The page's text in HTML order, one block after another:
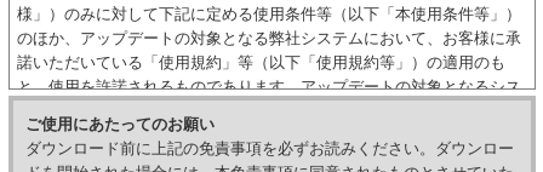
様」）のみに対して下記に定める使用条件等（以下「本使用条件等」）
のほか、アップデートの対象となる弊社システムにおいて、お客様に承
諾いただいている「使用規約」等（以下「使用規約等」）の適用のも
と、使用を許諾されるものであります。アップデートの対象となるシス
できず、一切の使用を行うことはできませんので、ご注意下さい。
本プログラムのダウンロードを開始した時点をもって、本使用条件等に
ご使用にあたってのお願い
ダウンロード前に上記の免責事項を必ずお読みください。ダウンロー